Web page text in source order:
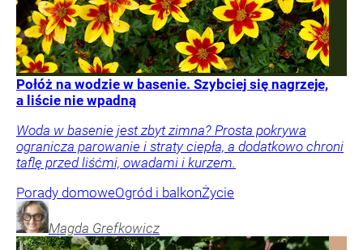
Połóż na wodzie w basenie. Szybciej się nagrzeje,
a liście nie wpadną
Woda w basenie jest zbyt zimna? Prosta pokrywa
ogranicza parowanie i straty ciepła, a dodatkowo chroni
taflę przed liśćmi, owadami i kurzem.
Porady domoweOgród i balkonŻycie
Magda Grefkowicz